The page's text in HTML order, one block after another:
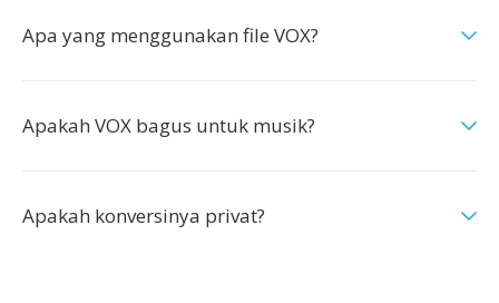
Apa yang menggunakan file VOX?
Apakah VOX bagus untuk musik?
Apakah konversinya privat?